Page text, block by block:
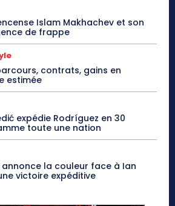
Islam Makhachev et son
de frappe
contrats, gains en
estimée
expédie Rodríguez en 30
toute une nation
la couleur face à Ian
victoire expéditive